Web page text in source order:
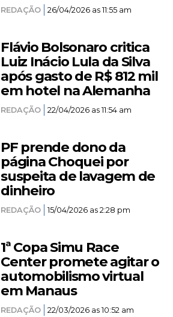
REDAÇÃO 26/04/2026 as 11:55 am
Flávio Bolsonaro critica
Luiz Inácio Lula da Silva
após gasto de R$ 812 mil
em hotel na Alemanha
REDAÇÃO 22/04/2026 as 11:54 am
PF prende dono da
página Choquei por
suspeita de lavagem de
dinheiro
REDAÇÃO 15/04/2026 as 2:28 pm
1ª Copa Simu Race
Center promete agitar o
automobilismo virtual
em Manaus
REDAÇÃO 22/03/2026 as 10:52 am